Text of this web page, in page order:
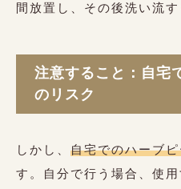
間放置し、その後洗い流す
注意すること：自宅
のリスク
しかし、 自宅でのハーブ
す。自分で行う場合、使